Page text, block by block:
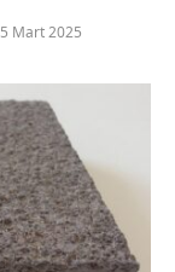
5 Mart 2025